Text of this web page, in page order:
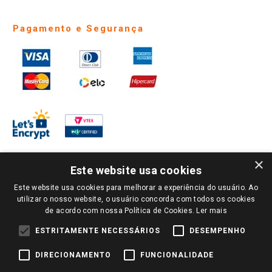
Pagamento e Segurança
PARA VER OS PREÇOS DA SUA REGIÃO, FAÇA LOGIN E SELECIONE A LOJA DE
SUA PREFERÊNCIA. SOMENTE APÓS O LOGIN, OS PREÇOS DA SUA REGIÃO OU
LOJA SERÃO CARREGADOS.
TODOS OS PREÇOS E CONDIÇÕES COMERCIAIS DESTE SITE SÃO VÁLIDOS APENAS
PARA COMPRAS REALIZADAS NO GIASSI.COM.BR E NA LOJA SELECIONADA
PREÇOS PARA AS VENDAS ONLINE DIVULGADOS NO SITE PREVALECEM ANTE
×
Este website usa cookies
Este website usa cookies para melhorar a experiência do usuário. Ao
utilizar o nosso website, o usuário concorda com todos os cookies
de acordo com nossa Política de Cookies. Ler mais
ESTRITAMENTE NECESSÁRIOS DESEMPENHO
DIRECIONAMENTO FUNCIONALIDADE